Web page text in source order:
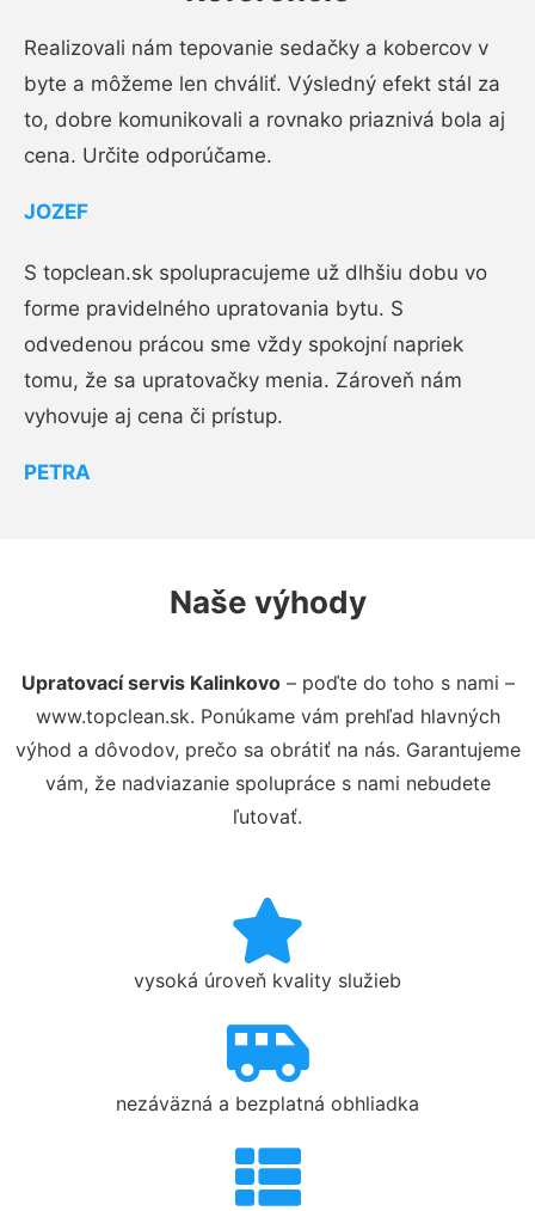
Realizovali nám tepovanie sedačky a kobercov v
byte a môžeme len chváliť. Výsledný efekt stál za
to, dobre komunikovali a rovnako priaznivá bola aj
cena. Určite odporúčame.
JOZEF
S topclean.sk spolupracujeme už dlhšiu dobu vo
forme pravidelného upratovania bytu. S
odvedenou prácou sme vždy spokojní napriek
tomu, že sa upratovačky menia. Zároveň nám
vyhovuje aj cena či prístup.
PETRA
Naše výhody
Upratovací servis Kalinkovo– poďte do toho s nami –
www.topclean.sk. Ponúkame vám prehľad hlavných
výhod a dôvodov, prečo sa obrátiť na nás. Garantujeme
vám, že nadviazanie spolupráce s nami nebudete
ľutovať.
vysoká úroveň kvality služieb
nezáväzná a bezplatná obhliadka